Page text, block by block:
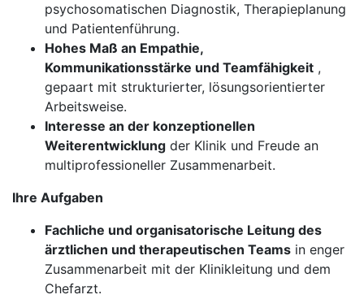
psychosomatischen Diagnostik, Therapieplanung
und Patientenführung.
Hohes Maß an Empathie,
Kommunikationsstärke und Teamfähigkeit ,
gepaart mit strukturierter, lösungsorientierter
Arbeitsweise.
Interesse an der konzeptionellen
Weiterentwicklung der Klinik und Freude an
multiprofessioneller Zusammenarbeit.
Ihre Aufgaben
Fachliche und organisatorische Leitung des
ärztlichen und therapeutischen Teams in enger
Zusammenarbeit mit der Klinikleitung und dem
Chefarzt.